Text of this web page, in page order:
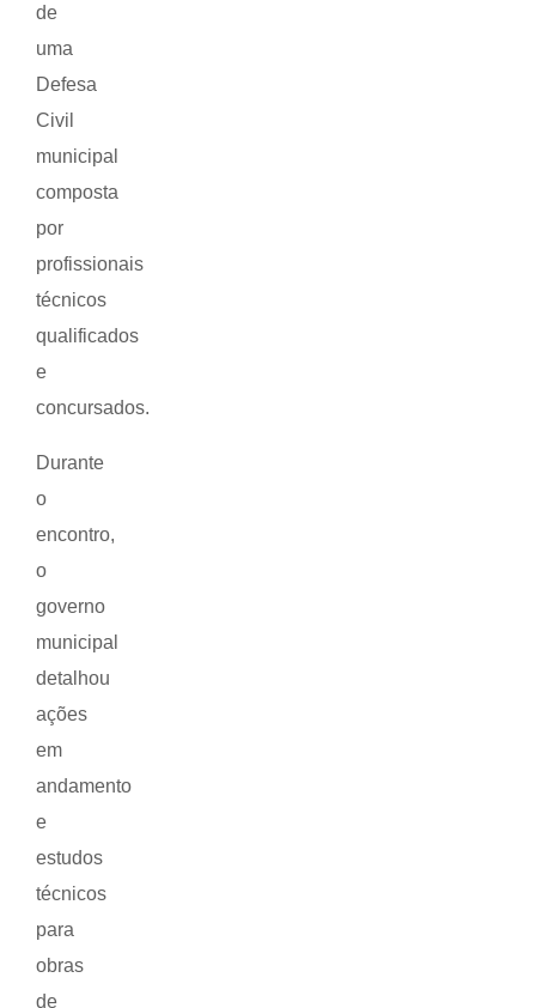
de
uma
Defesa
Civil
municipal
composta
por
profissionais
técnicos
qualificados
e
concursados.
Durante
o
encontro,
o
governo
municipal
detalhou
ações
em
andamento
e
estudos
técnicos
para
obras
de